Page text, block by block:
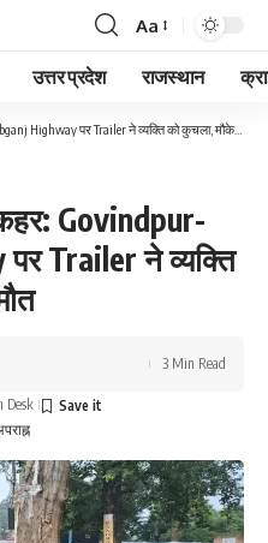
Font
Resizer
Aa
उत्तर प्रदेश राजस्थान
पर Trailer ने व्यक्ति को कुचला, मौके पर ही मौत
Govindpur-
Trailer ने व्यक्ति
Desk
3 Min Read